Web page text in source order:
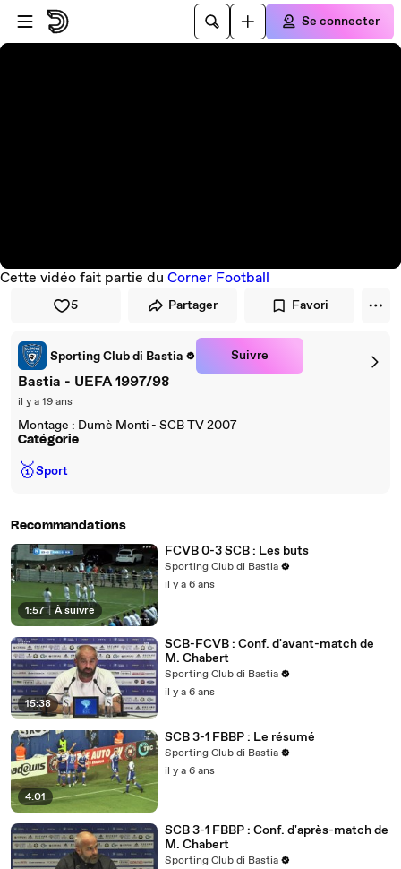
Passer au player
Passer au contenu principal
Se connecter
Cette vidéo fait partie du Corner Football
5 Partager Favori
Sporting Club di Bastia Suivre
Bastia - UEFA 1997/98
il y a 19 ans
Montage : Dumè Monti - SCB TV 2007
Catégorie
🥇Sport
Recommandations
1:57 | À suivre
FCVB 0-3 SCB : Les buts
Sporting Club di Bastia
il y a 6 ans
15:38
SCB-FCVB : Conf. d'avant-match de
M. Chabert
Sporting Club di Bastia
il y a 6 ans
4:01
SCB 3-1 FBBP : Le résumé
Sporting Club di Bastia
il y a 6 ans
SCB 3-1 FBBP : Conf. d'après-match de
M. Chabert
Sporting Club di Bastia